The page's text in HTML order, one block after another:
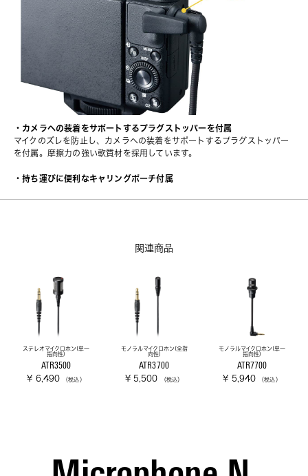
・カメラへの装着をサポートするプラグストッパーを付属
マイクのズレを防止し、カメラへの装着をサポートするプラグストッパー
を付属。摩擦力の強い軟質材を採用しています。
・持ち運びに便利なキャリングポーチ付属
関連商品
ステレオマイクロホン(単一
指向性)
ATR3500
¥ 6,490 （税込）
モノラルマイクロホン(全指
向性)
ATR3700
¥ 5,500 （税込）
モノラルマイクロホン(単一
指向性)
ATR7700
¥ 5,940 （税込）